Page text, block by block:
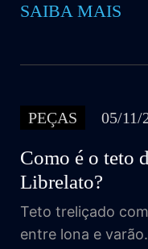
SAIBA MAIS
PEÇAS 05/11/
Como é o teto
Librelato?
Teto treliçado
entre lona e varão.